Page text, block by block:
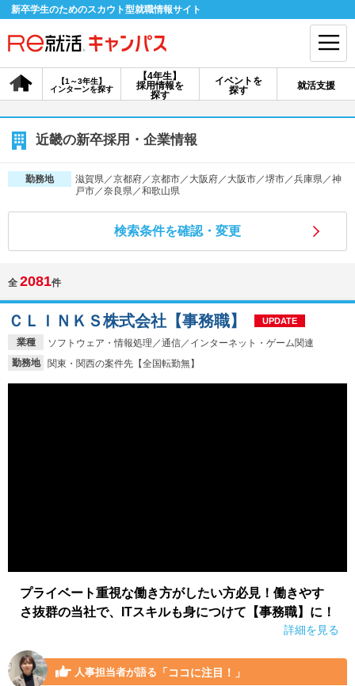
新卒学生のためのスカウト型就職情報サイト
【4年生】
採用情報を
探す
【1～3年生】
インターンを探す
イベントを
探す
就活支援
会員登録 ログイン
会員ID・パスワードを忘れた方はこちら
探す
【4年生】
説明会を探す
【1～3年生】
インターンを探す
就活ノウハウ・サポート
就活支援 就活コラム
近畿の新卒採用・企業情報
勤務地
滋賀県／京都府／京都市／大阪府／大阪市／堺市／兵庫県／神
戸市／奈良県／和歌山県
検索条件を確認・変更
全 2081件
業種
ソフトウェア・情報処理／通信／インターネット・ゲーム関連
勤務地
関東・関西の案件先【全国転勤無】
ＣＬＩＮＫＳ株式会社【事務職】 UPDATE
プライベート重視な働き方がしたい方必見！働きやす
さ抜群の当社で、ITスキルも身につけて【事務職】に！
詳細を見る
人事担当者が語る 「ココに注目！」